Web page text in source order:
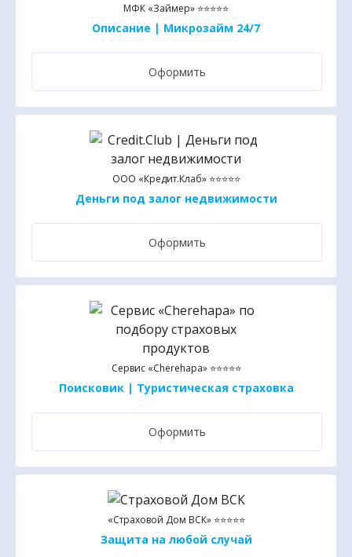
МФК «Займер» ⭐⭐⭐⭐⭐
Описание | Микрозайм 24/7
Оформить
ООО «Кредит.Клаб» ⭐⭐⭐⭐⭐
Деньги под залог недвижимости
Оформить
Сервис «Cherehapa» ⭐⭐⭐⭐⭐
Поисковик | Туристическая страховка
Оформить
«Страховой Дом ВСК» ⭐⭐⭐⭐⭐
Защита на любой случай